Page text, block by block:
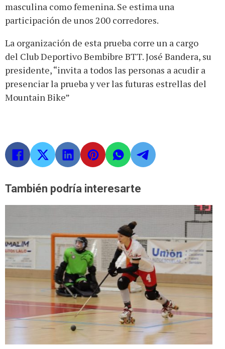
masculina como femenina. Se estima una
participación de unos 200 corredores.
La organización de esta prueba corre un a cargo
del Club Deportivo Bembibre BTT. José Bandera, su
presidente, “invita a todos las personas a acudir a
presenciar la prueba y ver las futuras estrellas del
Mountain Bike”
También podría interesarte